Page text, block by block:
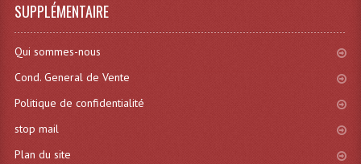
Système Sans Fil In-Ear Monitoring
Table Mixages Et Contrôleurs & Consoles
SUPPLÉMENTAIRE
Qui sommes-nous
Cond. General de Vente
Politique de confidentialité
stop mail
Plan du site